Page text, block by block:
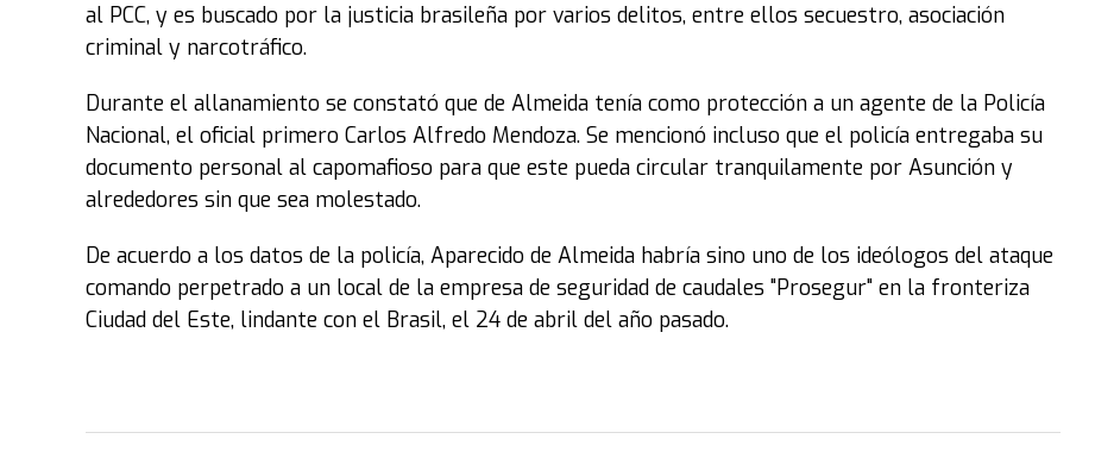
al PCC, y es buscado por la justicia brasileña por varios delitos, entre ellos secuestro, asociación
criminal y narcotráfico.
Durante el allanamiento se constató que de Almeida tenía como protección a un agente de la Policía
Nacional, el oficial primero Carlos Alfredo Mendoza. Se mencionó incluso que el policía entregaba su
documento personal al capomafioso para que este pueda circular tranquilamente por Asunción y
alrededores sin que sea molestado.
De acuerdo a los datos de la policía, Aparecido de Almeida habría sino uno de los ideólogos del ataque
comando perpetrado a un local de la empresa de seguridad de caudales "Prosegur" en la fronteriza
Ciudad del Este, lindante con el Brasil, el 24 de abril del año pasado.